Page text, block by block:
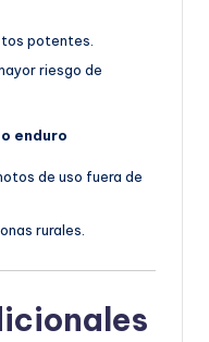
potentes.
riesgo de
enduro
de uso fuera de
rurales.